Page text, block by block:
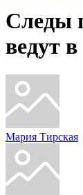
Следы
ведут
Мария Тирская